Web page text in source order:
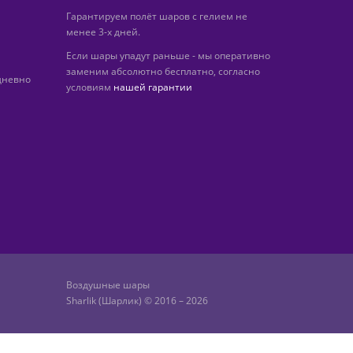
Гарантируем полёт шаров с гелием не
менее 3-х дней.
Если шары упадут раньше - мы оперативно
заменим абсолютно бесплатно, согласно
условиям нашей гарантии
Воздушные шары
Sharlik (Шарлик) © 2016 – 2026